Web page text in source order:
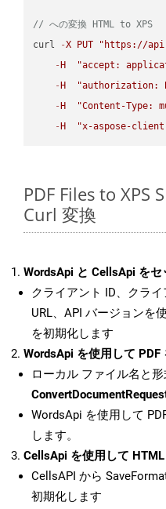
// への変換 HTML to XPS
curl
-X PUT
"https://
- H
"accept:
- H
"authorization:
- H
"Content-Type:
- H "x-aspose-
PDF Files to XPS
Curl 変換
WordsApi と CellsApi をセ
クライアント ID、クラ
URL、API バージョンを
を初期化します
WordsApi を使用して
ローカル ファイル名と
WordsApi を使用して
します。
CellsApi を使用して
CellsAPI から
初期化します